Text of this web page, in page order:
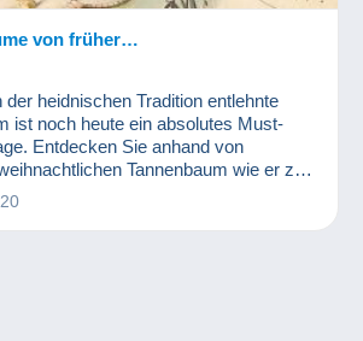
von früher…
heidnischen Tradition entlehnte
ist noch heute ein absolutes Must-
Entdecken Sie anhand von
Tannenbaum wie er zu
dekoriert wurde.